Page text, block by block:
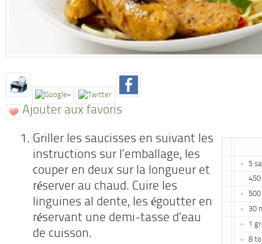
Ajouter aux favoris
5
450
500
30
1
8
Griller les saucisses en suivant les
instructions sur l’emballage, les
couper en deux sur la longueur et
réserver au chaud. Cuire les
linguines al dente, les égoutter en
réservant une demi-tasse d’eau
de cuisson.